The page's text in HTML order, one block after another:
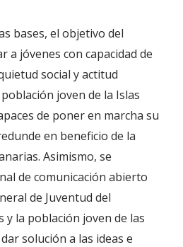
bases, el objetivo del
a jóvenes con capacidad de
social y actitud
joven de la Islas
de poner en marcha su
en beneficio de la
Asimismo, se
de comunicación abierto
de Juventud del
y la población joven de las
solución a las ideas e